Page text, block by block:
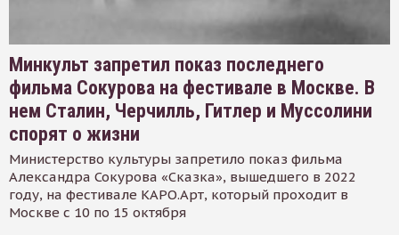
Минкульт запретил показ последнего
фильма Сокурова на фестивале в Москве. В
нем Сталин, Черчилль, Гитлер и Муссолини
спорят о жизни
Министерство культуры запретило показ фильма
Александра Сокурова «Сказка», вышедшего в 2022
году, на фестивале КАРО.Арт, который проходит в
Москве с 10 по 15 октября